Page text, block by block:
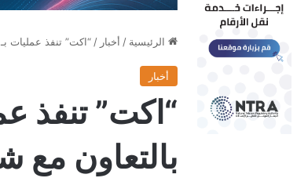
الرئيسية / أخبار /“اكت” تنفذ عمليات بـ 300 مليون جنيه بالتعاون مع شركة HP Enterprise و HP INC
أخبار